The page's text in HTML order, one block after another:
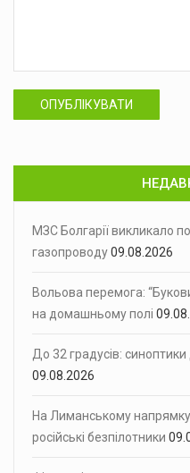
ОПУБЛІКУВАТИ
МЗС Болгарії викликало
газопроводу09.08.2026
Вольова перемога:
на домашньому полі
До 32 градусів:
09.08.2026
На Лиманському
російські безпілотники